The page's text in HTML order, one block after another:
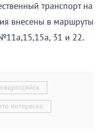
транспорт на
внесены в маршруты
31 и 22.
интересно